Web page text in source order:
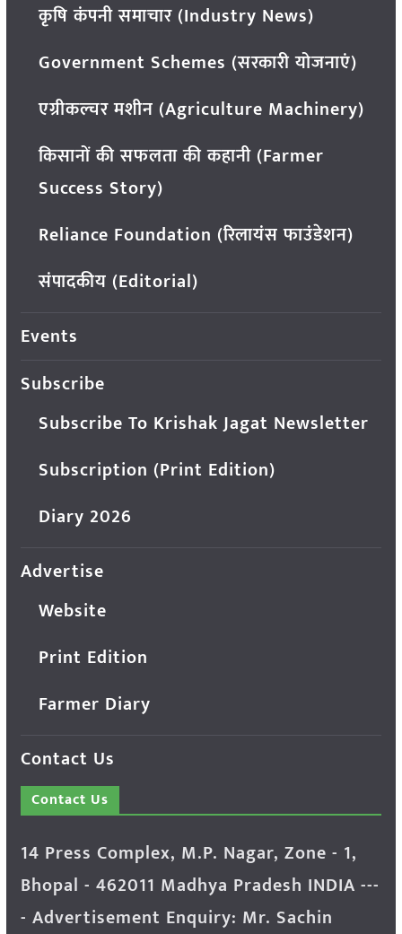
कृषि कंपनी समाचार (Industry News)
Government Schemes (सरकारी योजनाएं)
एग्रीकल्चर मशीन (Agriculture Machinery)
किसानों की सफलता की कहानी (Farmer
Success Story)
Reliance Foundation (रिलायंस फाउंडेशन)
संपादकीय (Editorial)
Events
Subscribe
Subscribe To Krishak Jagat Newsletter
Subscription (Print Edition)
Diary 2026
Advertise
Website
Print Edition
Farmer Diary
Contact Us
Contact Us
14 Press Complex, M.P. Nagar, Zone - 1,
Bhopal - 462011 Madhya Pradesh INDIA ---
- Advertisement Enquiry: Mr. Sachin